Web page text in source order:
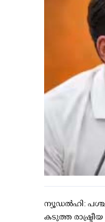
ന്യൂഡല്‍ഹി:
കടുത്ത